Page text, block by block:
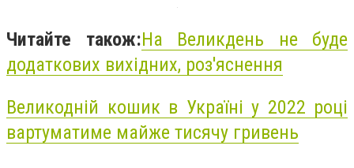
Читайте також:На Великдень не буде
додаткових вихідних, роз'яснення
Великодній кошик в Україні у 2022 році
вартуматиме майже тисячу гривень